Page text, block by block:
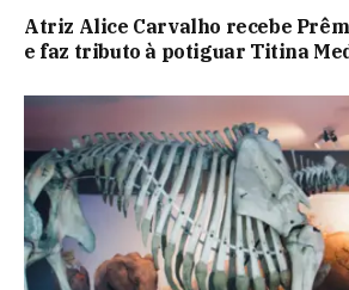
Atriz Alice Carvalho recebe
e faz tributo à potiguar Titina